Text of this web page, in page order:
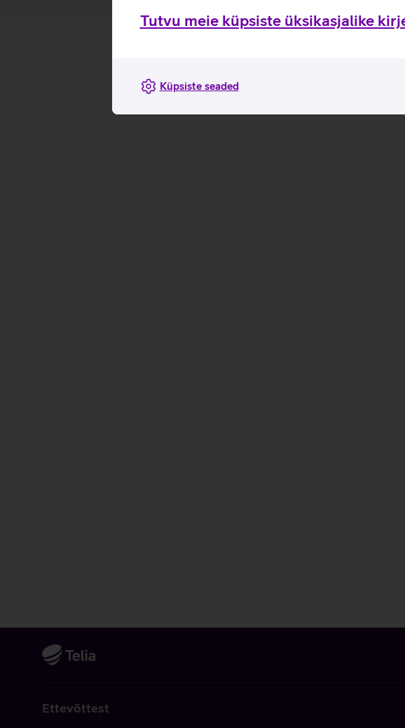
Tutvu meie küpsiste üksikasjalike
Küpsiste seaded
Ettevõttest